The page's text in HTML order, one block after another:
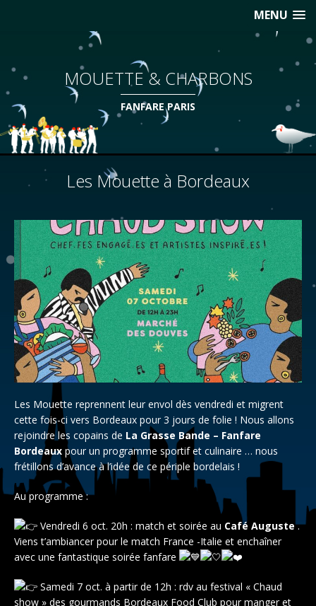
MENU
MOUETTE & CHARBONS
FANFARE PARIS
Les Mouette à Bordeaux
Les Mouette reprennent leur envol dès vendredi et migrent
cette fois-ci vers Bordeaux pour 3 jours de folie ! Nous allons
rejoindre les copains de La Grasse Bande – Fanfare
Bordeaux pour un programme sportif et culinaire … nous
frétillons d’avance à l’idée de ce périple bordelais !
Au programme :
Vendredi 6 oct. 20h : match et soirée au Café Auguste.
Viens t’ambiancer pour le match France -Italie et enchaîner
avec une fantastique soirée fanfare
Samedi 7 oct. à partir de 12h : rdv au festival « Chaud
show » des gourmands Bordeaux Food Club pour manger et